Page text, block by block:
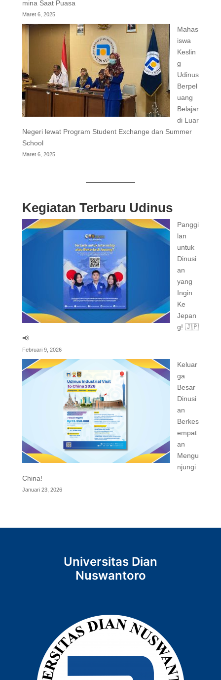
mina Saat Puasa
Maret 6, 2025
Mahas
iswa
Keslin
g
Udinus
Berpel
uang
Belajar
di Luar
Negeri lewat Program Student Exchange dan Summer
School
Maret 6, 2025
Kegiatan Terbaru Udinus
Panggi
lan
untuk
Dinusi
an
yang
Ingin
Ke
Jepan
g! 🇯🇵
📢
Februari 9, 2026
Keluar
ga
Besar
Dinusi
an
Berkes
empat
an
Mengu
njungi
China!
Januari 23, 2026
Universitas Dian
Nuswantoro